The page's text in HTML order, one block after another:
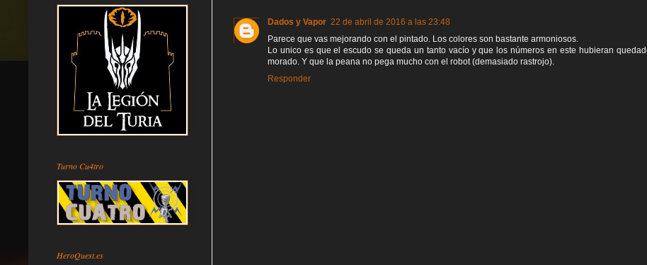
Dados y Vapor 22 de abril de 2016 a las 23:48
Parece que vas mejorando con el pintado. Los colores son bastante armoniosos.
Lo unico es que el escudo se queda un tanto vacío y que los números en este hubieran
morado. Y que la peana no pega mucho con el robot (demasiado rastrojo).
Responder
Turno Cu4tro
HeroQuest.es